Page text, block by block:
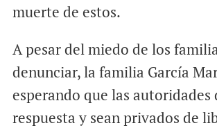
muerte de estos.
A pesar del miedo de los
denunciar, la familia García
esperando que las autoridades
respuesta y sean privados de